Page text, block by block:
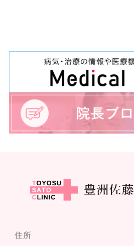
住所